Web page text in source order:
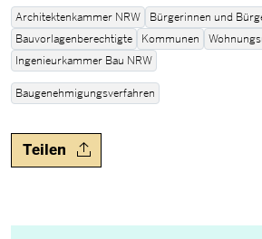
Architektenkammer NRW
Bürgerinnen und
Bauvorlagenberechtigte
Kommunen
Ingenieurkammer Bau NRW
Baugenehmigungsverfahren
Teilen